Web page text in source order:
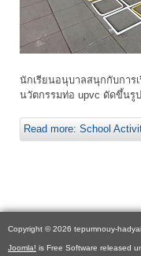
นักเรียนอนุบาลสนุกกับการ
นวัตกรรมท่อ upvc ดัดขึ้นรูป
Read more: School
Copyright © 2026 tepumnouy-
Joomla! is Free Software released